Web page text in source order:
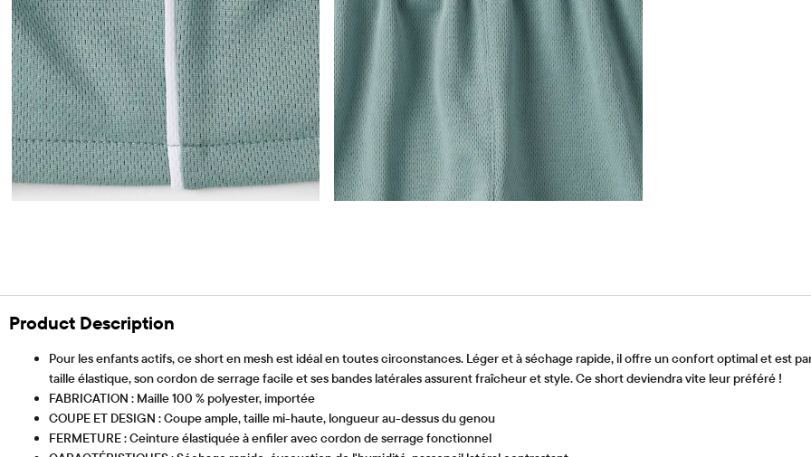
Product Description
Pour les enfants actifs, ce short en mesh est idéal en toutes circonstances. Léger et à séchage rapide, il offre un confort optimal et est
taille élastique, son cordon de serrage facile et ses bandes latérales assurent fraîcheur et style. Ce short deviendra vite leur préféré !
FABRICATION : Maille 100 % polyester, importée
COUPE ET DESIGN : Coupe ample, taille mi-haute, longueur au-dessus du genou
FERMETURE : Ceinture élastiquée à enfiler avec cordon de serrage fonctionnel